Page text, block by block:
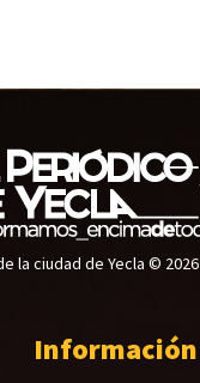
la ciudad de Yecla © 2026
Información